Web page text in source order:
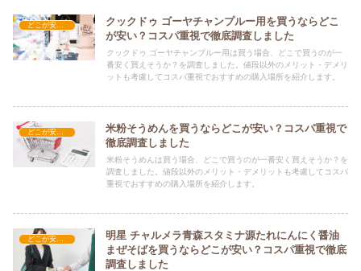
どこが安い？-食品・食材
クックドゥ ゴーヤチャンプルー用を買うならどこ
が安い？コスパ重視で徹底調査しました
クックドゥ ゴーヤチャンプルー用は買う場合、どこで買うのが一
番安く買えそうか？を調査しました。値段以外のメリット・デメリ
ットも考慮してコスパ重視でおすすめの購入場所を紹介します。
どこが安い？-食品・食材
米粉そうめんを買うならどこが安い？コスパ重視で
徹底調査しました
米粉そうめんは買う場合、どこで買うのが一番安く買えそうか？を
調査しました。値段以外のメリット・デメリットも考慮してコスパ
重視でおすすめの購入場所を紹介します。
明星 チャルメラ青森スタミナ源たれにんにく醤油
まぜそばを買うならどこが安い？コスパ重視で徹底
調査しました